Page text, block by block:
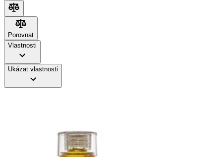
Porovnat
Porovnat
Vlastnosti
Ukázat vlastnosti